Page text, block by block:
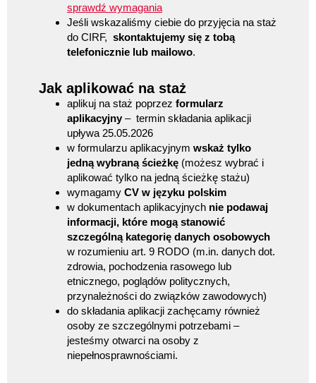
sprawdź wymagania
Jeśli wskazaliśmy ciebie do przyjęcia na staż
do CIRF, skontaktujemy się z tobą
telefonicznie lub mailowo.
Jak aplikować na staż
aplikuj na staż poprzez formularz
aplikacyjny – termin składania aplikacji
upływa 25.05.2026
w formularzu aplikacyjnym wskaż tylko
jedną wybraną ścieżkę (możesz wybrać i
aplikować tylko na jedną ścieżkę stażu)
wymagamy CV w języku polskim
w dokumentach aplikacyjnych nie podawaj
informacji, które mogą stanowić
szczególną kategorię danych osobowych
w rozumieniu art. 9 RODO (m.in. danych dot.
zdrowia, pochodzenia rasowego lub
etnicznego, poglądów politycznych,
przynależności do związków zawodowych)
do składania aplikacji zachęcamy również
osoby ze szczególnymi potrzebami –
jesteśmy otwarci na osoby z
niepełnosprawnościami.